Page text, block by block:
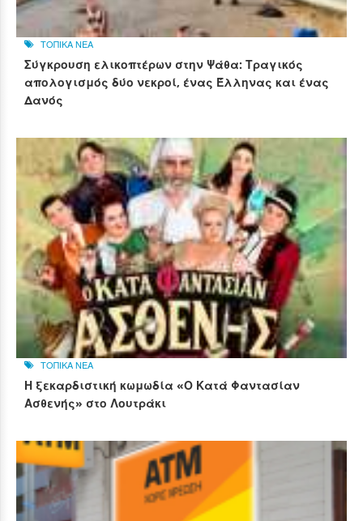
ΤΟΠΙΚΑ ΝΕΑ
Σύγκρουση ελικοπτέρων στην Ψάθα: Τραγικός
απολογισμός δύο νεκροί, ένας Έλληνας και ένας
Δανός
ΤΟΠΙΚΑ ΝΕΑ
Η ξεκαρδιστική κωμωδία «Ο Κατά Φαντασίαν
Ασθενής» στο Λουτράκι